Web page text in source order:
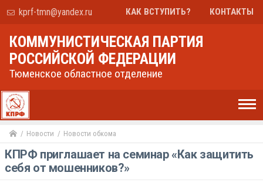
kprf-tmn@yandex.ru КАК ВСТУПИТЬ? КОНТАКТЫ
КОММУНИСТИЧЕСКАЯ ПАРТИЯ
РОССИЙСКОЙ ФЕДЕРАЦИИ
Тюменское областное отделение
Новости Новости обкома
КПРФ приглашает на семинар «Как защитить
себя от мошенников?»